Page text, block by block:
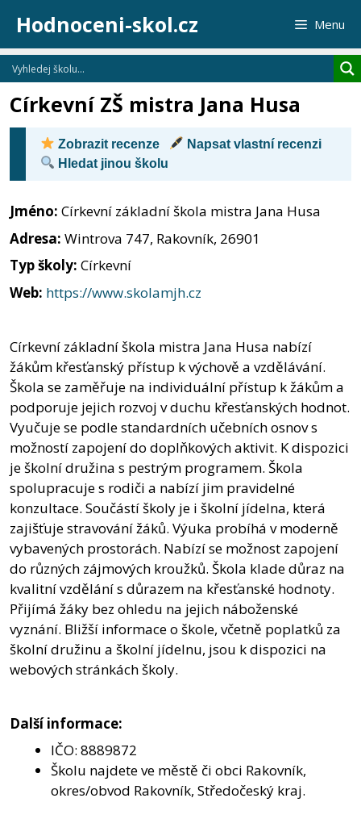
obsah
Hodnoceni-skol.cz Menu
Církevní ZŠ mistra Jana Husa
Zobrazit recenze
Napsat vlastní recenzi
Hledat jinou školu
Jméno: Církevní základní škola mistra Jana Husa
Adresa: Wintrova 747, Rakovník, 26901
Typ školy: Církevní
Web: https://www.skolamjh.cz
Církevní základní škola mistra Jana Husa nabízí
žákům křesťanský přístup k výchově a vzdělávání.
Škola se zaměřuje na individuální přístup k žákům a
podporuje jejich rozvoj v duchu křesťanských hodnot.
Vyučuje se podle standardních učebních osnov s
možností zapojení do doplňkových aktivit. K dispozici
je školní družina s pestrým programem. Škola
spolupracuje s rodiči a nabízí jim pravidelné
konzultace. Součástí školy je i školní jídelna, která
zajišťuje stravování žáků. Výuka probíhá v moderně
vybavených prostorách. Nabízí se možnost zapojení
do různých zájmových kroužků. Škola klade důraz na
kvalitní vzdělání s důrazem na křesťanské hodnoty.
Přijímá žáky bez ohledu na jejich náboženské
vyznání. Bližší informace o škole, včetně poplatků za
školní družinu a školní jídelnu, jsou k dispozici na
webových stránkách školy.
Další informace:
IČO: 8889872
Školu najdete ve městě či obci Rakovník,
okres/obvod Rakovník, Středočeský kraj.